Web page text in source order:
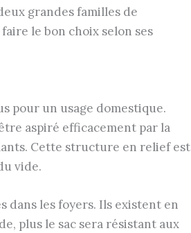
grandes familles de
le bon choix selon ses
pour un usage domestique.
aspiré efficacement par la
Cette structure en relief est
vide.
dans les foyers. Ils existent en
plus le sac sera résistant aux